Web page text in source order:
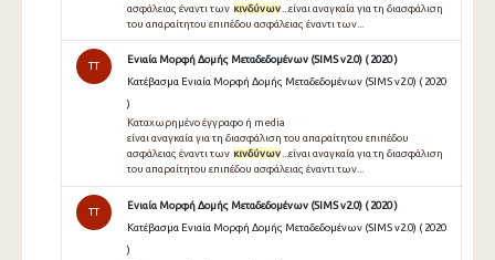
ασφάλειας έναντι των κινδύνων ...είναι αναγκαία για τη διασφάλιση
του απαραίτητου επιπέδου ασφάλειας έναντι των...
TT
Ενιαία Μορφή Δομής Μεταδεδομένων (SIMS v2.0) ( 2020 )
Κατέβασμα Ενιαία Μορφή Δομής Μεταδεδομένων (SIMS v2.0) ( 2020
)
Καταχωρημένο έγγραφο ή media
είναι αναγκαία για τη διασφάλιση του απαραίτητου επιπέδου
ασφάλειας έναντι των κινδύνων...είναι αναγκαία για τη διασφάλιση
του απαραίτητου επιπέδου ασφάλειας έναντι των...
TT
Ενιαία Μορφή Δομής Μεταδεδομένων (SIMS v2.0) ( 2020 )
Κατέβασμα Ενιαία Μορφή Δομής Μεταδεδομένων (SIMS v2.0) ( 2020
)